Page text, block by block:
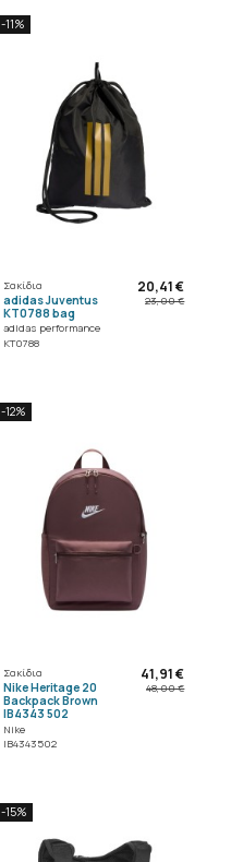
-11%
Σακίδια
adidas Juventus
KT0788 bag
adidas performance
KT0788
20,41 €
23,00 €
-12%
Σακίδια
Nike Heritage 20
Backpack Brown
IB4343 502
Nike
IB4343502
41,91 €
48,00 €
-15%